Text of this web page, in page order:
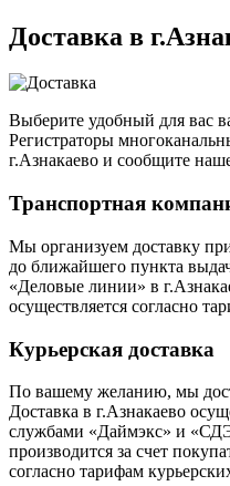
Доставка в
Выберите удобный для вас
Регистраторы
г.Азнакаево и сообщите
Транспортная
Мы организуем доставку
до ближайшего пункта
«Деловые линии» в
осуществляется согласно
Курьерская доставка
По вашему желанию, мы
Доставка в г.Азнакаево
службами «Даймэкс» и
производится за счет
согласно тарифам